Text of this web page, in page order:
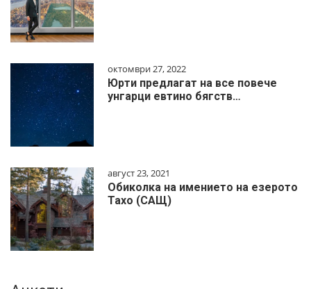
октомври 27, 2022
Юрти предлагат на все повече
унгарци евтино бягств…
август 23, 2021
Обиколка на имението на езерото
Тахо (САЩ)